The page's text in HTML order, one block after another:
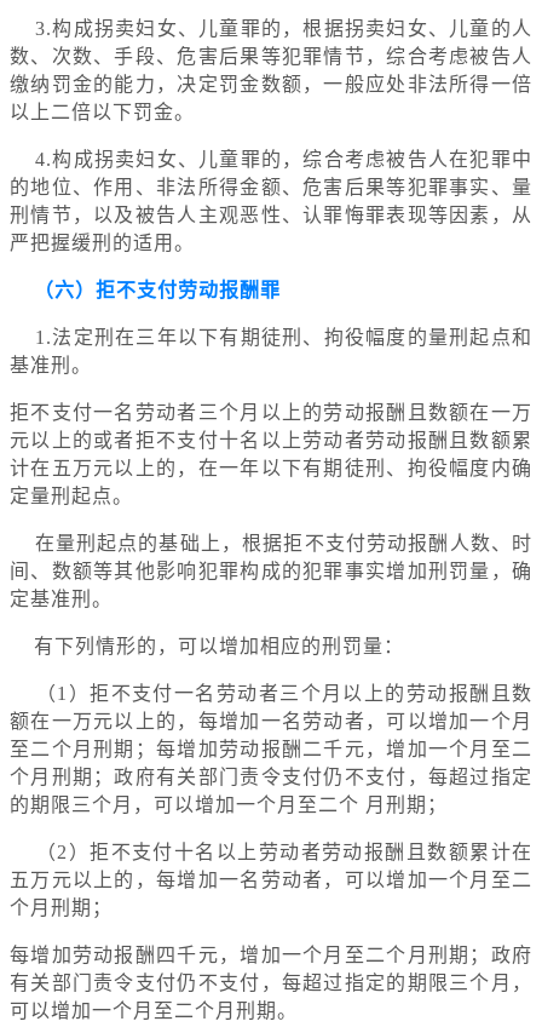
3.构成拐卖妇女、儿童罪的，根据拐卖妇女、儿童的人
数、次数、手段、危害后果等犯罪情节，综合考虑被告人
缴纳罚金的能力，决定罚金数额，一般应处非法所得一倍
以上二倍以下罚金。
4.构成拐卖妇女、儿童罪的，综合考虑被告人在犯罪中
的地位、作用、非法所得金额、危害后果等犯罪事实、量
刑情节，以及被告人主观恶性、认罪悔罪表现等因素，从
严把握缓刑的适用。
（六）拒不支付劳动报酬罪
1.法定刑在三年以下有期徒刑、拘役幅度的量刑起点和
基准刑。
拒不支付一名劳动者三个月以上的劳动报酬且数额在一万
元以上的或者拒不支付十名以上劳动者劳动报酬且数额累
计在五万元以上的，在一年以下有期徒刑、拘役幅度内确
定量刑起点。
在量刑起点的基础上，根据拒不支付劳动报酬人数、时
间、数额等其他影响犯罪构成的犯罪事实增加刑罚量，确
定基准刑。
有下列情形的，可以增加相应的刑罚量：
（1）拒不支付一名劳动者三个月以上的劳动报酬且数
额在一万元以上的，每增加一名劳动者，可以增加一个月
至二个月刑期；每增加劳动报酬二千元，增加一个月至二
个月刑期；政府有关部门责令支付仍不支付，每超过指定
的期限三个月，可以增加一个月至二个 月刑期；
（2）拒不支付十名以上劳动者劳动报酬且数额累计在
五万元以上的，每增加一名劳动者，可以增加一个月至二
个月刑期；
每增加劳动报酬四千元，增加一个月至二个月刑期；政府
有关部门责令支付仍不支付，每超过指定的期限三个月，
可以增加一个月至二个月刑期。